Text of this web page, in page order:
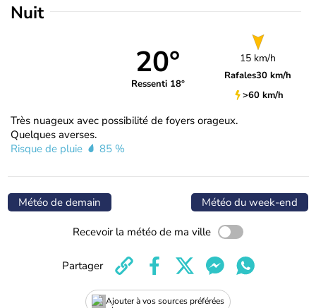
Nuit
20°
Ressenti 18°
15 km/h
Rafales30 km/h
>60 km/h
Très nuageux avec possibilité de foyers orageux.
Quelques averses.
Risque de pluie
85 %
Météo de demain Météo du week-end
Recevoir la météo de ma ville
Ajouter à vos sources préférées
Partager